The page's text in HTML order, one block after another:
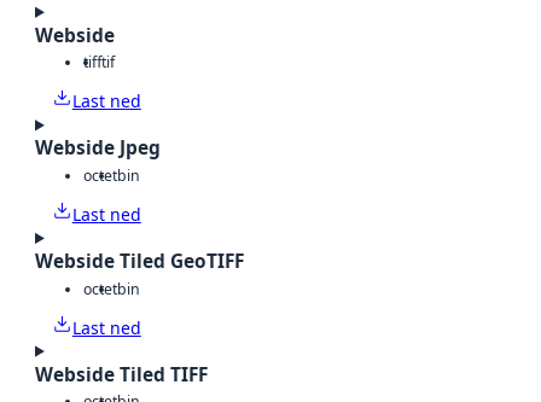
Webside
tifftif
Last ned
Webside Jpeg
octetbin
Last ned
Webside Tiled GeoTIFF
octetbin
Last ned
Webside Tiled TIFF